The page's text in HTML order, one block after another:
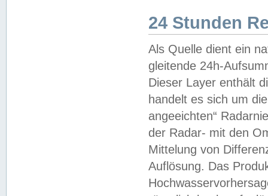
24 Stunden
Als Quelle dient ein
gleitende 24h-
Dieser Layer enthält
handelt es sich um
angeeichten“
der Radar- mit den
Mittelung von
Auflösung. Das